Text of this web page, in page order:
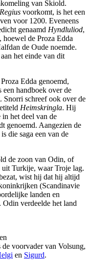
van Skiold.
voorkomt, is het een
voor 1200. Eveneens
genaamd Hyndluliod,
de Proza Edda
de Oude noemde.
het einde van dit
Edda genoemd,
een handboek over de
Snorri schreef ook over de
Heimskringla. Hij
het deel van de
genoemd. Aangezien de
die saga een van de
de zoon van Odin, of
Turkije, waar Troje lag.
wist hij dat hij altijd
(Scandinavie
landen en
verdeelde het land
voorvader van Volsung,
en Sigurd.